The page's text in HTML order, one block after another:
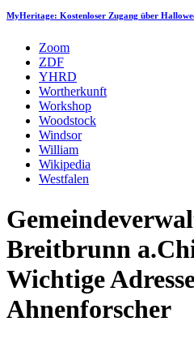
MyHeritage: Kostenloser Zugang über
Zoom
ZDF
YHRD
Wortherkunft
Workshop
Woodstock
Windsor
William
Wikipedia
Westfalen
Breitbrunn
Wichtige
Ahnenforscher